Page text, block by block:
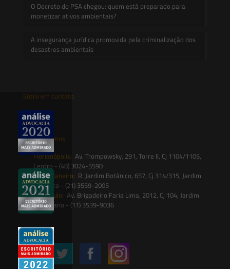
O Decreto do PSA chegou: quem está preparado para
monetizar ativos ambientais?
A insegurança jurídica promovida pela criminalização dos
desastres ambientais
Entre em contato
contato@saesadvogados.com.br
Onde estamos
Florianópolis: Av. Trompowsky, 291, Torre II, Cj 1104/1105,
Centro - (48) 3024-5590
Rio de Janeiro: R. Jardim Botânico, 657, Cj 314/315, Jardim
Botânico - (21) 3559-2005
São Paulo: Av. Brigadeiro Faria Lima, 2012, Cj 104, Jardim
Paulistano - (11) 3539-9036
Siga-nos